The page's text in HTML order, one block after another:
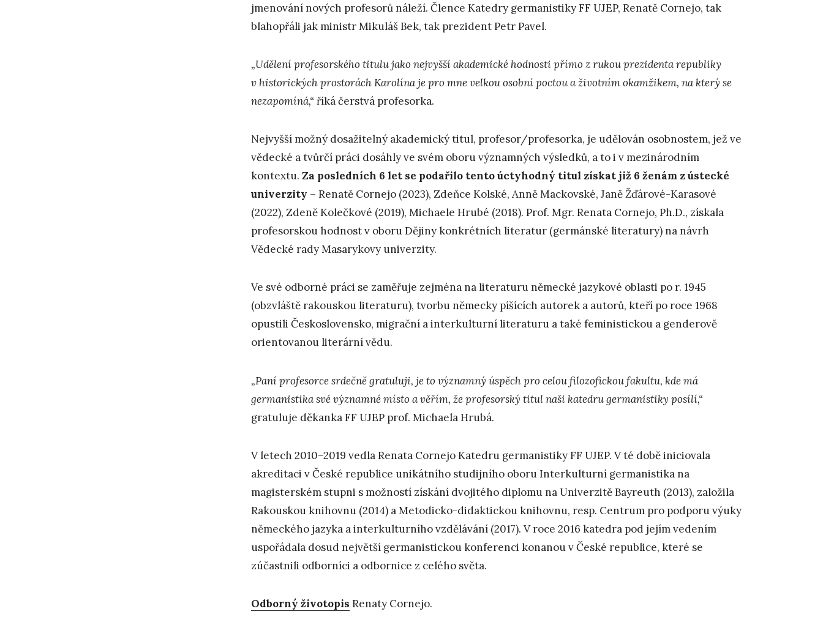
jmenování nových profesorů náleží. Člence Katedry germanistiky FF UJEP, Renatě Cornejo, tak
blahopřáli jak ministr Mikuláš Bek, tak prezident Petr Pavel.
„Udělení profesorského titulu jako nejvyšší akademické hodnosti přímo z rukou prezidenta republiky
v historických prostorách Karolína je pro mne velkou osobní poctou a životním okamžikem, na který se
nezapomíná,“ říká čerstvá profesorka.
Nejvyšší možný dosažitelný akademický titul, profesor/profesorka, je udělován osobnostem, jež ve
vědecké a tvůrčí práci dosáhly ve svém oboru významných výsledků, a to i v mezinárodním
kontextu. Za posledních 6 let se podařilo tento úctyhodný titul získat již 6 ženám z ústecké
univerzity – Renatě Cornejo (2023), Zdeňce Kolské, Anně Mackovské, Janě Žďárové-Karasové
(2022), Zdeně Kolečkové (2019), Michaele Hrubé (2018). Prof. Mgr. Renata Cornejo, Ph.D., získala
profesorskou hodnost v oboru Dějiny konkrétních literatur (germánské literatury) na návrh
Vědecké rady Masarykovy univerzity.
Ve své odborné práci se zaměřuje zejména na literaturu německé jazykové oblasti po r. 1945
(obzvláště rakouskou literaturu), tvorbu německy píšících autorek a autorů, kteří po roce 1968
opustili Československo, migrační a interkulturní literaturu a také feministickou a genderově
orientovanou literární vědu.
„Paní profesorce srdečně gratuluji, je to významný úspěch pro celou filozofickou fakultu, kde má
germanistika své významné místo a věřím, že profesorský titul naši katedru germanistiky posílí,“
gratuluje děkanka FF UJEP prof. Michaela Hrubá.
V letech 2010–2019 vedla Renata Cornejo Katedru germanistiky FF UJEP. V té době iniciovala
akreditaci v České republice unikátního studijního oboru Interkulturní germanistika na
magisterském stupni s možností získání dvojitého diplomu na Univerzitě Bayreuth (2013), založila
Rakouskou knihovnu (2014) a Metodicko-didaktickou knihovnu, resp. Centrum pro podporu výuky
německého jazyka a interkulturního vzdělávání (2017). V roce 2016 katedra pod jejím vedením
uspořádala dosud největší germanistickou konferenci konanou v České republice, které se
zúčastnili odborníci a odbornice z celého světa.
Odborný životopis Renaty Cornejo.